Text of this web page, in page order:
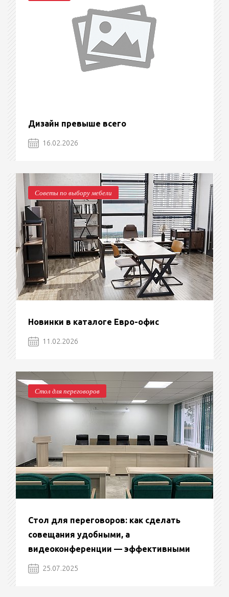
Дизайн превыше всего
16.02.2026
Советы по выбору мебели
Новинки в каталоге Евро-офис
11.02.2026
Стол для переговоров
Стол для переговоров: как сделать
совещания удобными, а
видеоконференции — эффективными
25.07.2025